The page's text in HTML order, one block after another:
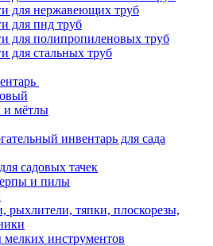
для нержавеющих труб
для пнд труб
для полипропиленовых труб
для стальных труб
и мётлы
инвентарь для сада
садовых тачек
и пилы
рыхлители, тяпки, плоскорезы,
инструментов